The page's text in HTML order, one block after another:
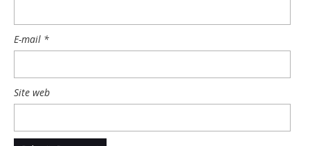
E-mail *
Site web